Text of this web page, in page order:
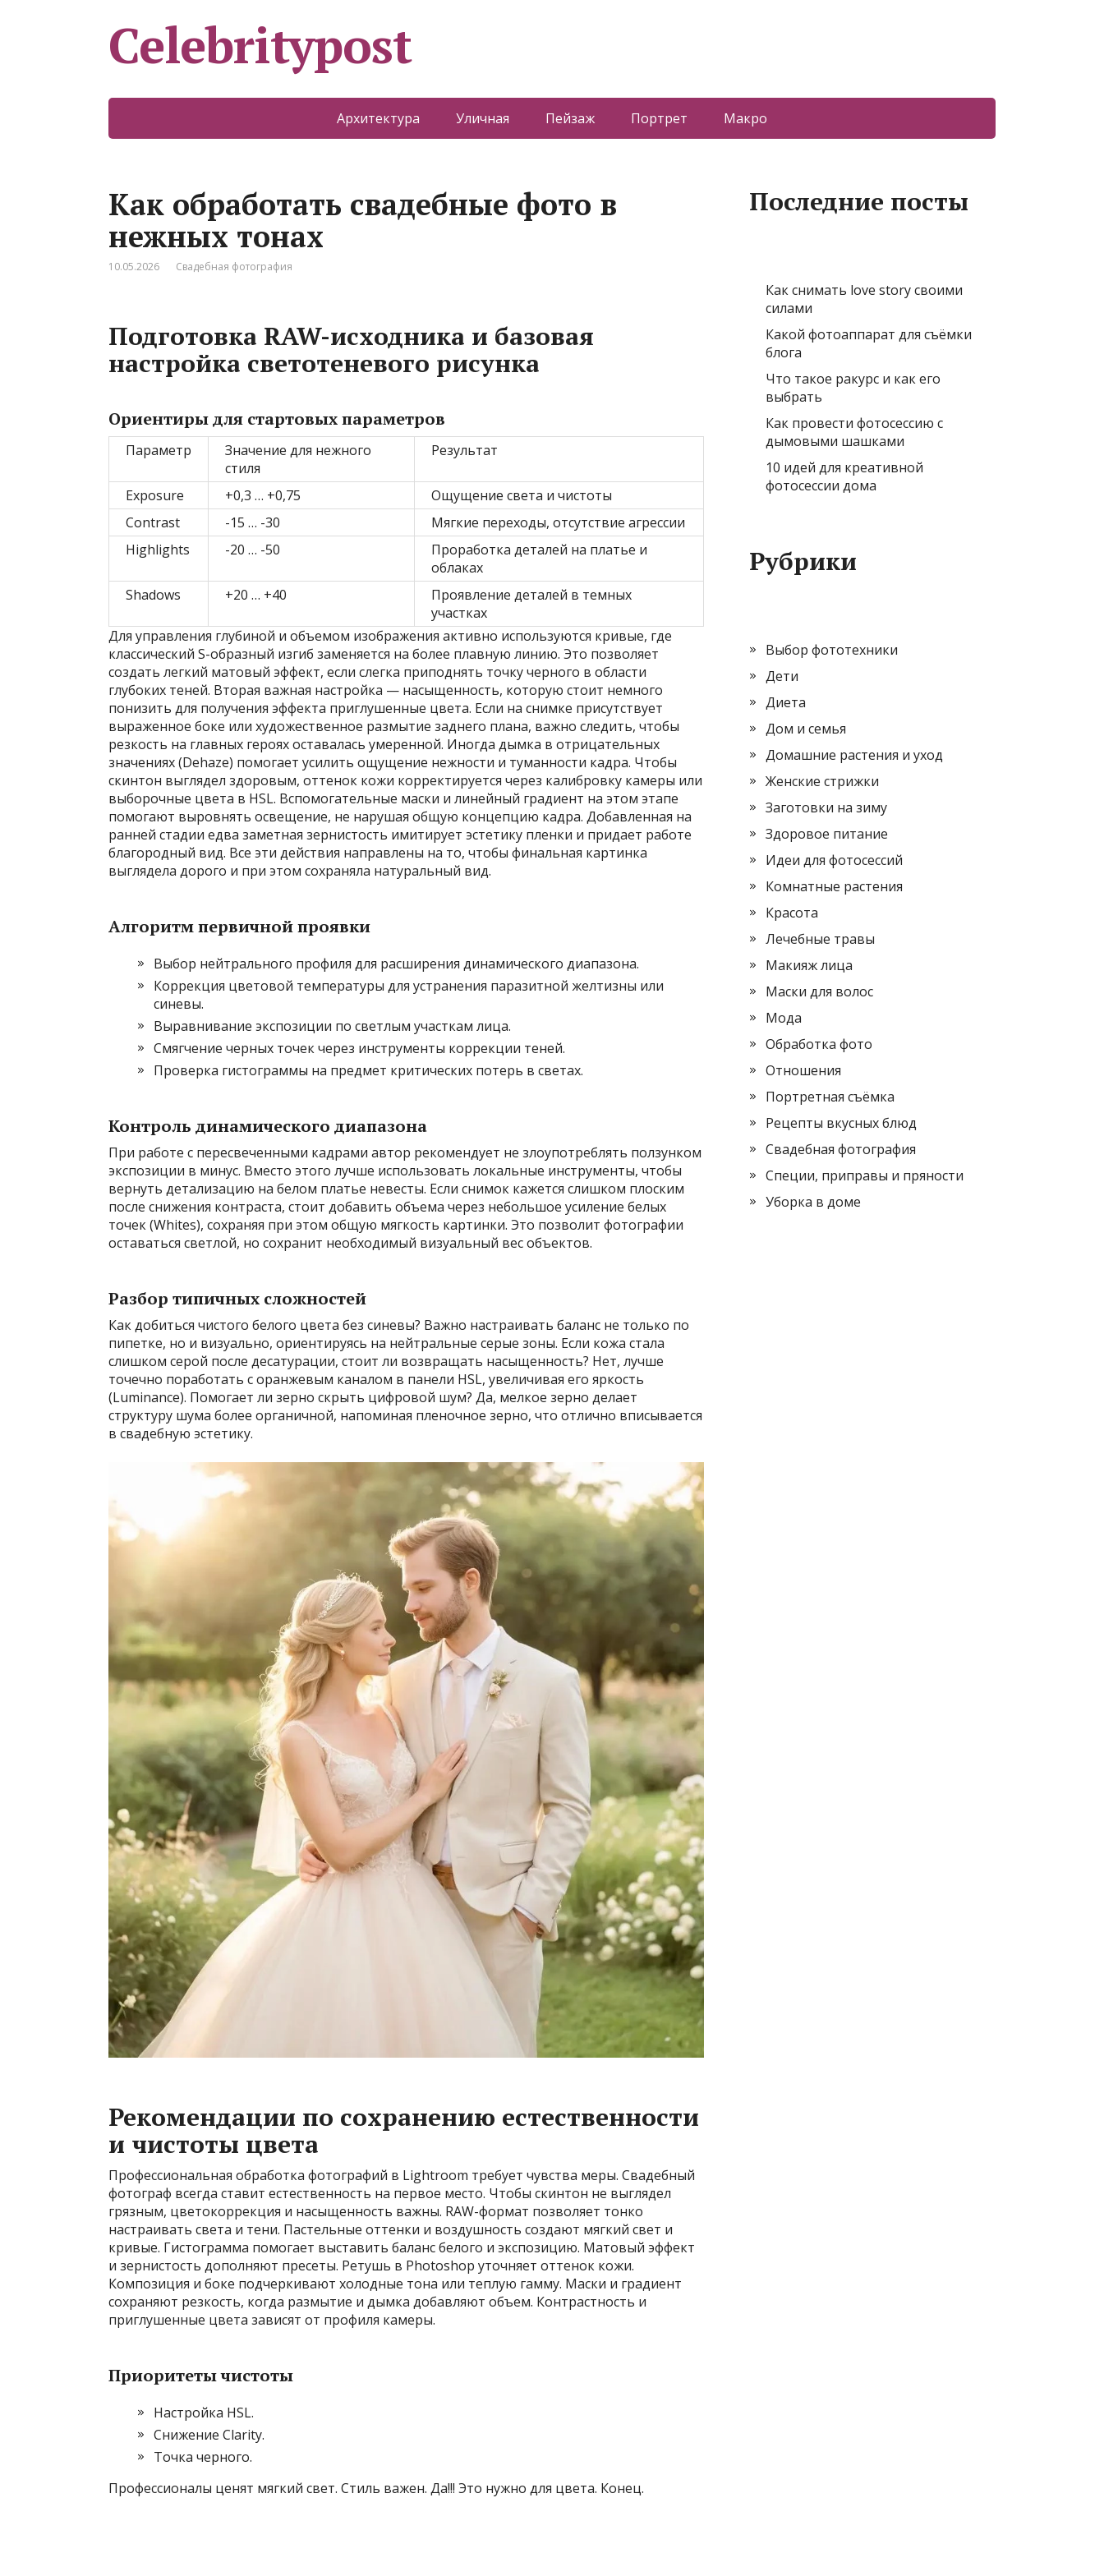
Celebritypost
Архитектура Уличная Пейзаж Портрет Макро
Как обработать свадебные фото в
нежных тонах
10.05.2026 Свадебная фотография
Подготовка RAW-исходника и базовая
настройка светотеневого рисунка
Ориентиры для стартовых параметров
Параметр
Значение для нежного
стиля
Результат
Exposure +0,3 … +0,75
Ощущение света и чистоты
Contrast
-15 … -30
Мягкие переходы, отсутствие агрессии
Highlights
-20 … -50
Проработка деталей на платье и
облаках
Shadows
+20 … +40
Проявление деталей в темных
участках
Для управления глубиной и объемом изображения активно используются кривые, где
классический S-образный изгиб заменяется на более плавную линию. Это позволяет
создать легкий матовый эффект, если слегка приподнять точку черного в области
глубоких теней. Вторая важная настройка — насыщенность, которую стоит немного
понизить для получения эффекта приглушенные цвета. Если на снимке присутствует
выраженное боке или художественное размытие заднего плана, важно следить, чтобы
резкость на главных героях оставалась умеренной. Иногда дымка в отрицательных
значениях (Dehaze) помогает усилить ощущение нежности и туманности кадра. Чтобы
скинтон выглядел здоровым, оттенок кожи корректируется через калибровку камеры или
выборочные цвета в HSL. Вспомогательные маски и линейный градиент на этом этапе
помогают выровнять освещение, не нарушая общую концепцию кадра. Добавленная на
ранней стадии едва заметная зернистость имитирует эстетику пленки и придает работе
благородный вид. Все эти действия направлены на то, чтобы финальная картинка
выглядела дорого и при этом сохраняла натуральный вид.
Алгоритм первичной проявки
Выбор нейтрального профиля для расширения динамического диапазона.
Коррекция цветовой температуры для устранения паразитной желтизны или
синевы.
Выравнивание экспозиции по светлым участкам лица.
Смягчение черных точек через инструменты коррекции теней.
Проверка гистограммы на предмет критических потерь в светах.
Контроль динамического диапазона
При работе с пересвеченными кадрами автор рекомендует не злоупотреблять ползунком
экспозиции в минус. Вместо этого лучше использовать локальные инструменты, чтобы
вернуть детализацию на белом платье невесты. Если снимок кажется слишком плоским
после снижения контраста, стоит добавить объема через небольшое усиление белых
точек (Whites), сохраняя при этом общую мягкость картинки. Это позволит фотографии
оставаться светлой, но сохранит необходимый визуальный вес объектов.
Разбор типичных сложностей
Как добиться чистого белого цвета без синевы? Важно настраивать баланс не только по
пипетке, но и визуально, ориентируясь на нейтральные серые зоны. Если кожа стала
слишком серой после десатурации, стоит ли возвращать насыщенность? Нет, лучше
точечно поработать с оранжевым каналом в панели HSL, увеличивая его яркость
(Luminance). Помогает ли зерно скрыть цифровой шум? Да, мелкое зерно делает
структуру шума более органичной, напоминая пленочное зерно, что отлично вписывается
в свадебную эстетику.
Рекомендации по сохранению естественности
и чистоты цвета
Профессиональная обработка фотографий в Lightroom требует чувства меры. Свадебный
фотограф всегда ставит естественность на первое место. Чтобы скинтон не выглядел
грязным, цветокоррекция и насыщенность важны. RAW-формат позволяет тонко
настраивать света и тени. Пастельные оттенки и воздушность создают мягкий свет и
кривые. Гистограмма помогает выставить баланс белого и экспозицию. Матовый эффект
и зернистость дополняют пресеты. Ретушь в Photoshop уточняет оттенок кожи.
Композиция и боке подчеркивают холодные тона или теплую гамму. Маски и градиент
сохраняют резкость, когда размытие и дымка добавляют объем. Контрастность и
приглушенные цвета зависят от профиля камеры.
Приоритеты чистоты
Настройка HSL.
Снижение Clarity.
Точка черного.
Профессионалы ценят мягкий свет. Стиль важен. Да!!! Это нужно для цвета. Конец.
Последние посты
Как снимать love story своими
силами
Какой фотоаппарат для съёмки
блога
Что такое ракурс и как его
выбрать
Как провести фотосессию с
дымовыми шашками
10 идей для креативной
фотосессии дома
Рубрики
Выбор фототехники
Дети
Диета
Дом и семья
Домашние растения и уход
Женские стрижки
Заготовки на зиму
Здоровое питание
Идеи для фотосессий
Комнатные растения
Красота
Лечебные травы
Макияж лица
Маски для волос
Мода
Обработка фото
Отношения
Портретная съёмка
Рецепты вкусных блюд
Свадебная фотография
Специи, приправы и пряности
Уборка в доме